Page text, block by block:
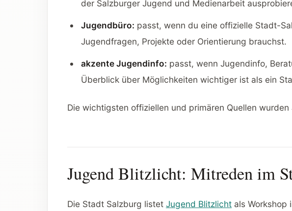
der Salzburger Jugend und Medienarbeit
Jugendbüro: passt, wenn du eine offizielle Stadt-
Jugendfragen, Projekte oder Orientierung brauchst.
akzente Jugendinfo: passt, wenn Jugendinfo,
Überblick über Möglichkeiten wichtiger ist als ein
Die wichtigsten offiziellen und primären Quellen wurden
Jugend Blitzlicht: Mitreden im
Die Stadt Salzburg listet Jugend Blitzlicht als Workshop